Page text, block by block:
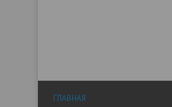
ГЛАВНАЯ